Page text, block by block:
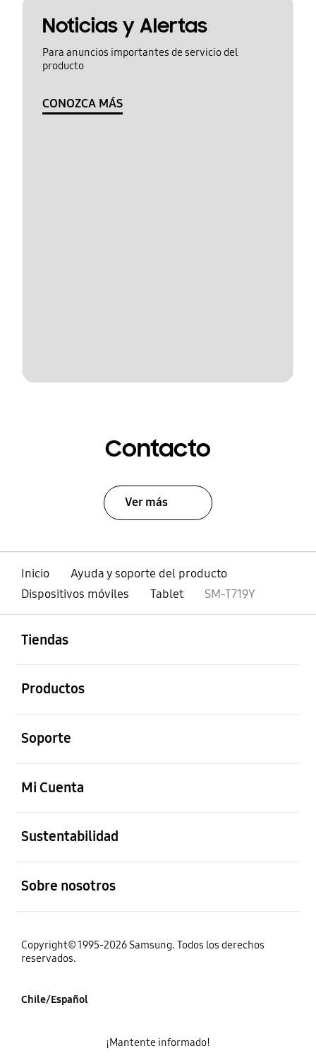
Noticias y Alertas
Para anuncios importantes de servicio del
producto
CONOZCA MÁS
Contacto
Ver más
Inicio
Ayuda y soporte del producto
Dispositivos móviles
Tablet SM-T719Y
Tiendas
Productos
Soporte
Mi Cuenta
Sustentabilidad
Sobre nosotros
Copyright© 1995-2026 Samsung. Todos los derechos
reservados.
Chile/Español
¡Mantente informado!